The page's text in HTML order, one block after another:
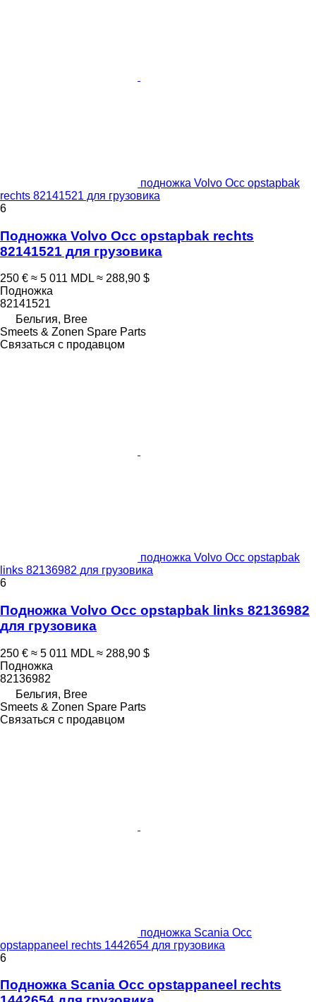
подножка Volvo Occ opstapbak
rechts 82141521 для грузовика
6
Подножка Volvo Occ opstapbak rechts
82141521 для грузовика
250 € ≈ 5 011 MDL ≈ 288,90 $
Подножка
82141521
Бельгия, Bree
Smeets & Zonen Spare Parts
Связаться с продавцом
подножка Volvo Occ opstapbak
links 82136982 для грузовика
6
Подножка Volvo Occ opstapbak links 82136982
для грузовика
250 € ≈ 5 011 MDL ≈ 288,90 $
Подножка
82136982
Бельгия, Bree
Smeets & Zonen Spare Parts
Связаться с продавцом
подножка Scania Occ
opstappaneel rechts 1442654 для грузовика
6
Подножка Scania Occ opstappaneel rechts